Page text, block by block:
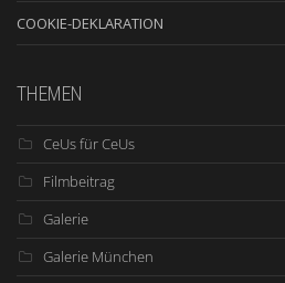
COOKIE-DEKLARATION
THEMEN
CeUs für CeUs
Filmbeitrag
Galerie
Galerie München